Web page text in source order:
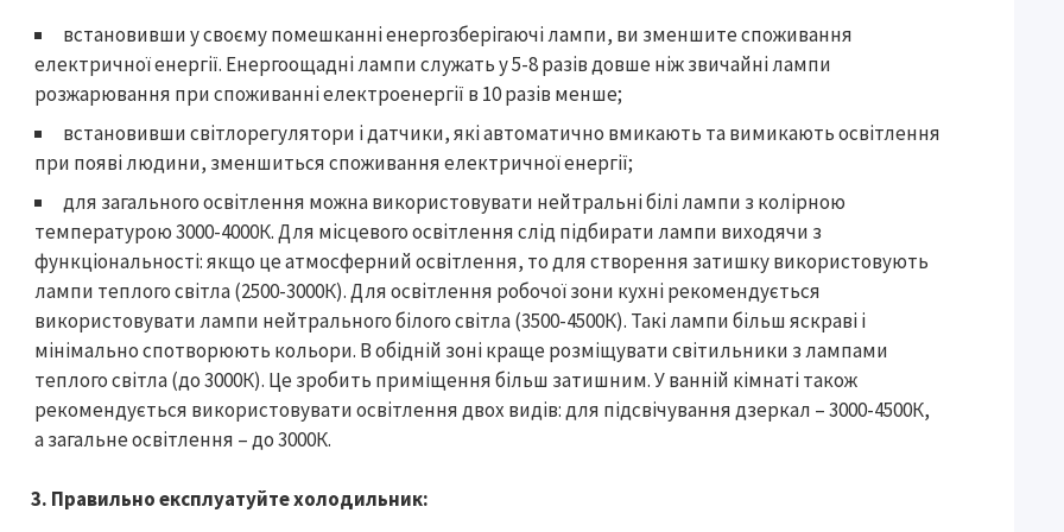
встановивши у своєму помешканні енергозберігаючі лампи, ви зменшите споживання
електричної енергії. Енергоощадні лампи служать у 5-8 разів довше ніж звичайні лампи
розжарювання при споживанні електроенергії в 10 разів менше;
встановивши світлорегулятори і датчики, які автоматично вмикають та вимикають освітлення
при появі людини, зменшиться споживання електричної енергії;
для загального освітлення можна використовувати нейтральні білі лампи з колірною
температурою 3000-4000К. Для місцевого освітлення слід підбирати лампи виходячи з
функціональності: якщо це атмосферний освітлення, то для створення затишку використовують
лампи теплого світла (2500-3000К). Для освітлення робочої зони кухні рекомендується
використовувати лампи нейтрального білого світла (3500-4500К). Такі лампи більш яскраві і
мінімально спотворюють кольори. В обідній зоні краще розміщувати світильники з лампами
теплого світла (до 3000К). Це зробить приміщення більш затишним. У ванній кімнаті також
рекомендується використовувати освітлення двох видів: для підсвічування дзеркал – 3000-4500К,
а загальне освітлення – до 3000К.
3. Правильно експлуатуйте холодильник: